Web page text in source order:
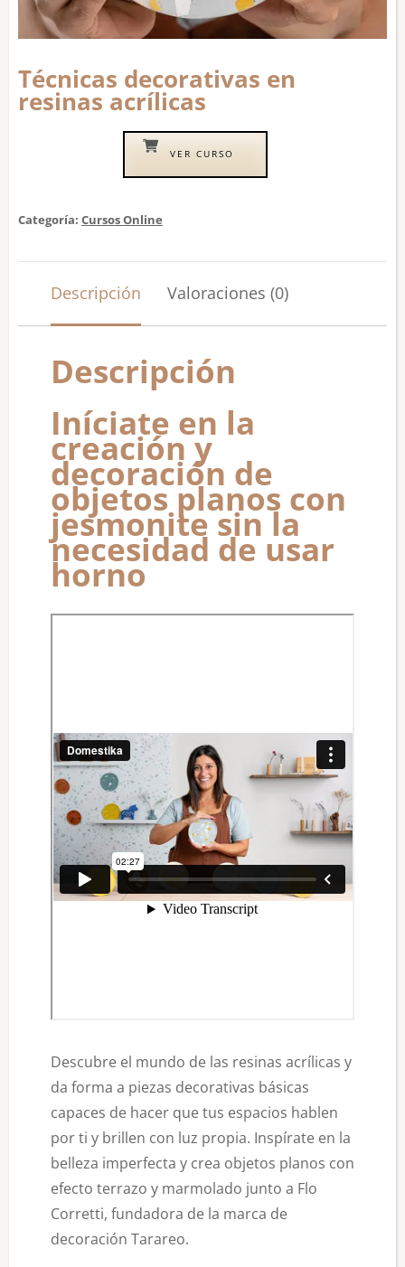
Técnicas decorativas en
resinas acrílicas
VER CURSO
Categoría: Cursos Online
Descripción Valoraciones (0)
Descripción
Iníciate en la
creación y
decoración de
objetos planos con
jesmonite sin la
necesidad de usar
horno
Descubre el mundo de las resinas acrílicas y
da forma a piezas decorativas básicas
capaces de hacer que tus espacios hablen
por ti y brillen con luz propia. Inspírate en la
belleza imperfecta y crea objetos planos con
efecto terrazo y marmolado junto a Flo
Corretti, fundadora de la marca de
decoración Tarareo.